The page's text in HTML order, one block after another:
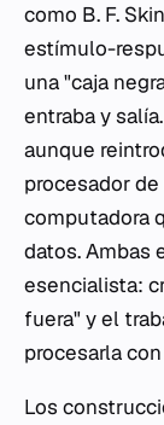
como B. F.
estímulo-
una "caja
entraba y
aunque
procesador
computadora
datos. Ambas
esencialista:
fuera" y el
procesarla
Los